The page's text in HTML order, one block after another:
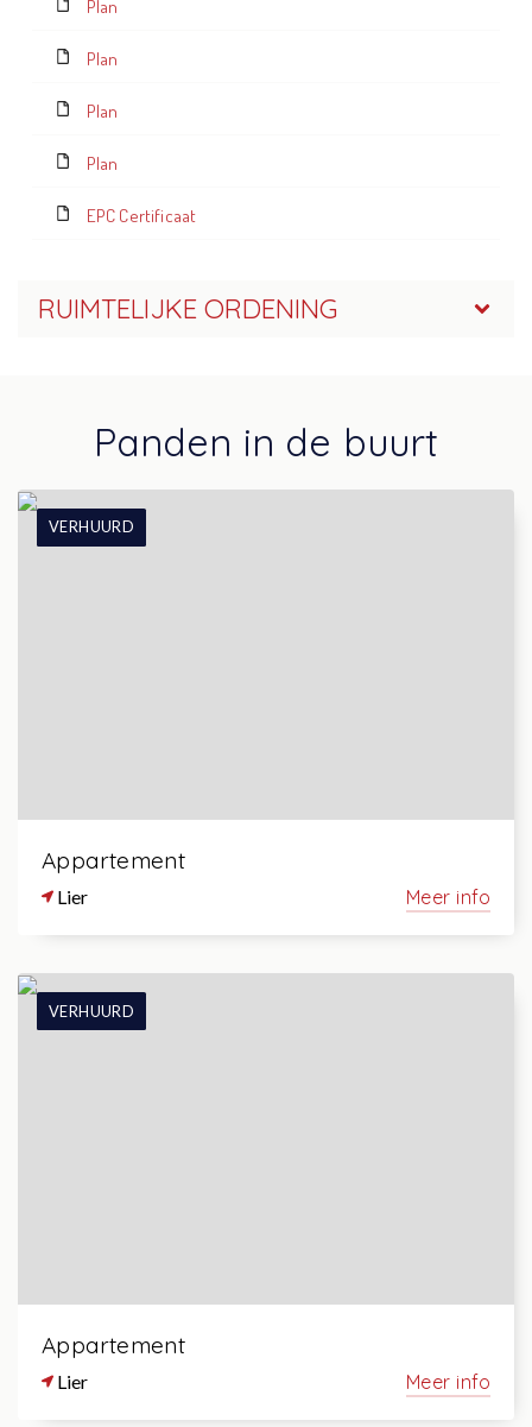
Plan
Plan
Plan
Plan
EPC Certificaat
RUIMTELIJKE ORDENING
Panden in de buurt
VERHUURD
Appartement
Lier Meer info
VERHUURD
Appartement
Lier Meer info